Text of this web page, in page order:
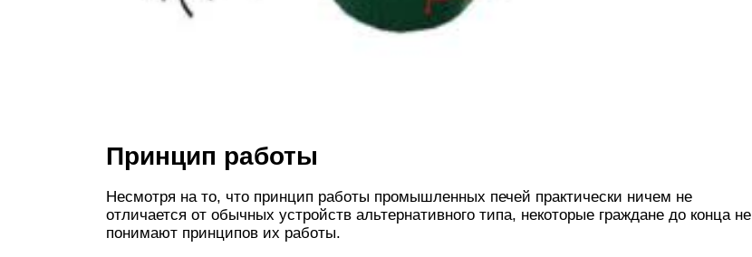
Принцип работы
Несмотря на то, что принцип работы промышленных печей практически ничем не
отличается от обычных устройств альтернативного типа, некоторые граждане до конца не
понимают принципов их работы.